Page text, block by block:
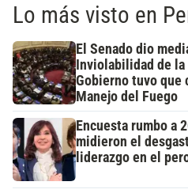
Lo más visto en
El Senado dio
Inviolabilidad de la
Gobierno tuvo que
Manejo del Fuego
Encuesta rumbo a
midieron el
liderazgo en el